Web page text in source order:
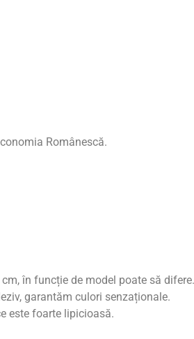
Românescă.
în funcție de model poate să difere.
garantăm culori senzaționale.
este foarte lipicioasă.